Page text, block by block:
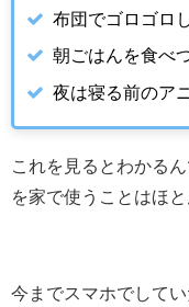
布団でゴロゴロ
朝ごはんを食べ
夜は寝る前のア
これを見るとわかる
を家で使うことはほ
今までスマホでして